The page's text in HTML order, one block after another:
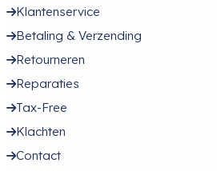
Klantenservice
Betaling & Verzending
Retourneren
Reparaties
Tax-Free
Klachten
Contact